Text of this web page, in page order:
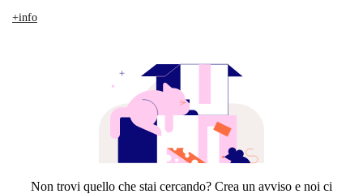
+info
Non trovi quello che stai cercando? Crea un avviso e noi ci